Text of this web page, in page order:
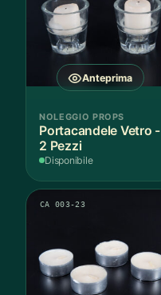
Anteprima
NOLEGGIO PROPS
Portacandele Vetro -
2 Pezzi
Disponibile
CA 003-23